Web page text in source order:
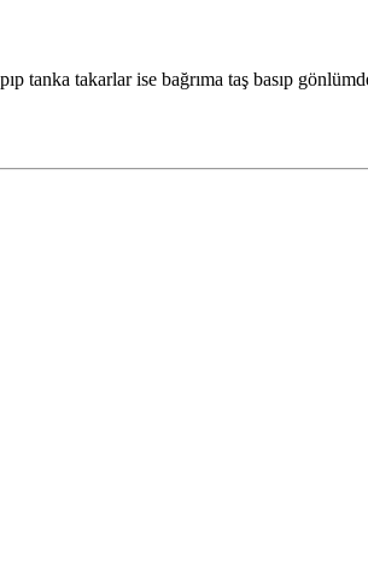
tanka takarlar ise bağrıma taş basıp